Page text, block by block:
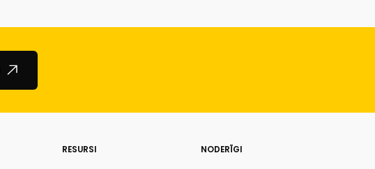
RESURSI NODERĪGI